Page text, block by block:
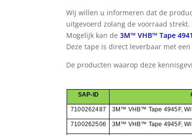
Wij willen u informeren dat de
uitgevoerd zolang de voorraad strekt.
Mogelijk kan de3M™ VHB™ Tape
Deze tape is direct leverbaar met een
De producten waarop deze
SAP-ID
7100262487 3M™ VHB™ Tape 4945F,
7100262506 3M™ VHB™ Tape 4945F,